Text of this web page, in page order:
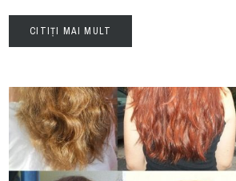
CITIȚI MAI MULT